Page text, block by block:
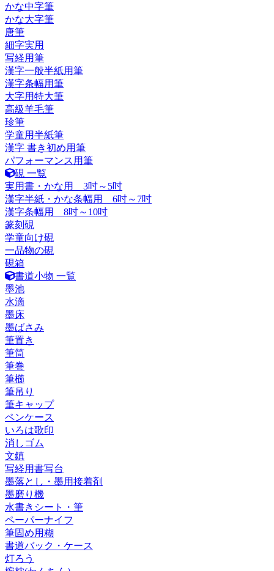
かな中字筆
かな大字筆
唐筆
細字実用
写経用筆
漢字一般半紙用筆
漢字条幅用筆
大字用特大筆
高級羊毛筆
珍筆
学童用半紙筆
漢字 書き初め用筆
パフォーマンス用筆
硯 一覧
実用書・かな用 3吋～5吋
漢字半紙・かな条幅用 6吋～7吋
漢字条幅用 8吋～10吋
篆刻硯
学童向け硯
一品物の硯
硯箱
書道小物 一覧
墨池
水滴
墨床
墨ばさみ
筆置き
筆筒
筆巻
筆櫛
筆吊り
筆キャップ
ペンケース
いろは歌印
消しゴム
文鎮
写経用書写台
墨落とし・墨用接着剤
墨磨り機
水書きシート・筆
ペーパーナイフ
筆固め用糊
書道バック・ケース
灯ろう